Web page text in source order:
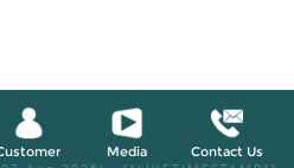
Media Contact Us